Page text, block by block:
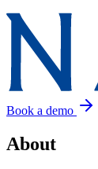
Book a demo
About